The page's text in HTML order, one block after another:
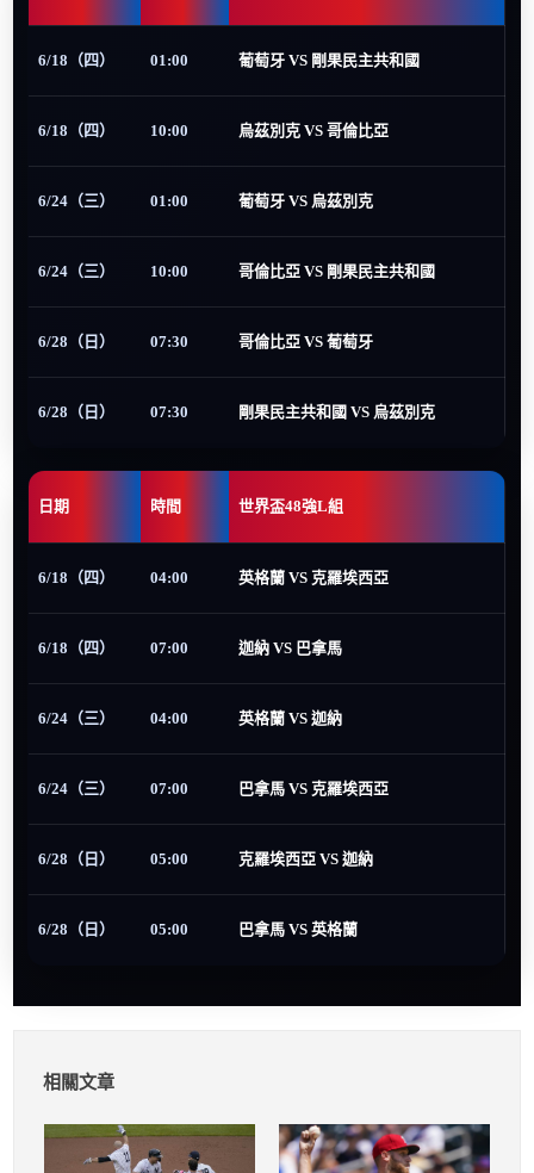
6/18（四） 01:00 葡萄牙 VS 剛果民主共和國
6/18（四） 10:00 烏茲別克 VS 哥倫比亞
6/24（三） 01:00 葡萄牙 VS 烏茲別克
6/24（三） 10:00 哥倫比亞 VS 剛果民主共和國
6/28（日） 07:30 哥倫比亞 VS 葡萄牙
6/28（日） 07:30 剛果民主共和國 VS 烏茲別克
日期 時間 世界盃48強L組
6/18（四） 04:00 英格蘭 VS 克羅埃西亞
6/18（四） 07:00 迦納 VS 巴拿馬
6/24（三） 04:00 英格蘭 VS 迦納
6/24（三） 07:00 巴拿馬 VS 克羅埃西亞
6/28（日） 05:00 克羅埃西亞 VS 迦納
6/28（日） 05:00 巴拿馬 VS 英格蘭
相關文章